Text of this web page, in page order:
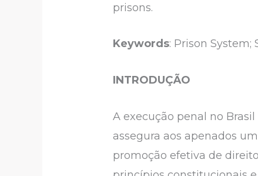
prisons.
Keywords: Prison System;
INTRODUÇÃO
A execução penal no
assegura aos apenados
promoção efetiva de